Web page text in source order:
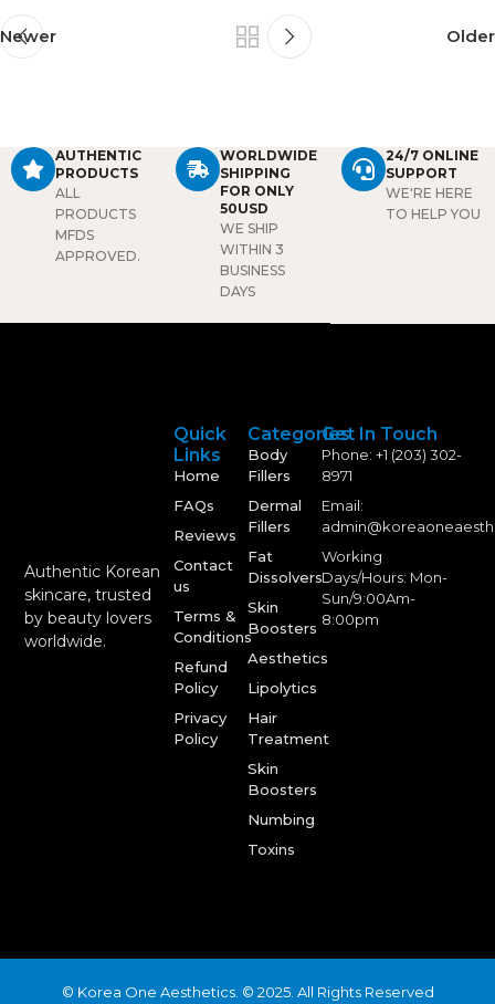
Newer Older
AUTHENTIC
PRODUCTS
ALL
PRODUCTS
MFDS
APPROVED.
WORLDWIDE
SHIPPING
FOR ONLY
50USD
WE SHIP
WITHIN 3
BUSINESS
DAYS
24/7 ONLINE
SUPPORT
WE'RE HERE
TO HELP YOU
Authentic Korean
skincare, trusted
by beauty lovers
worldwide.
Categories
Body
Fillers
Dermal
Fillers
Fat
Dissolvers
Skin
Boosters
Aesthetics
Lipolytics
Hair
Treatment
Skin
Boosters
Numbing
Toxins
Quick
Links
Home
FAQs
Reviews
Contact
us
Terms &
Conditions
Refund
Policy
Privacy
Policy
Get In Touch
Phone: +1 (203) 302-
8971
Email:
Working
Days/Hours: Mon-
Sun/9:00Am-
8:00pm
© Korea One Aesthetics. © 2025. All Rights Reserved